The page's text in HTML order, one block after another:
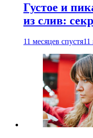
Густое и
из слив:
11 месяцев спустя11